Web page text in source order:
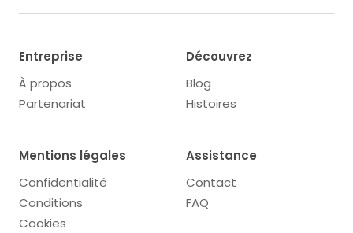
Entreprise
À propos
Partenariat
Découvrez
Blog
Histoires
Mentions légales
Confidentialité
Conditions
Cookies
Assistance
Contact
FAQ